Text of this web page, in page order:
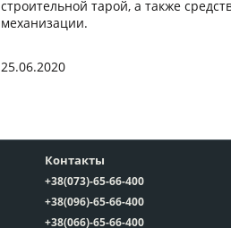
строительной тарой, а также
механизации.
25.06.2020
Контакты
+38(073)-65-66-400
+38(096)-65-66-400
+38(066)-65-66-400